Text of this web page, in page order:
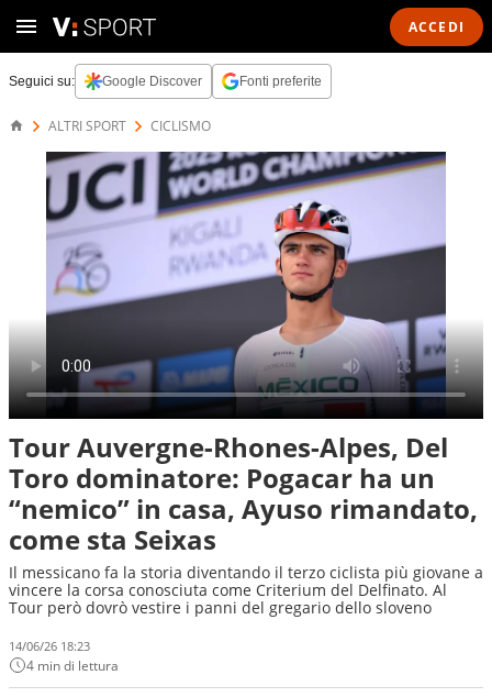
ACCEDI
Seguici su: Google Discover Fonti preferite
ALTRI SPORT CICLISMO
Tour Auvergne-Rhones-Alpes, Del
Toro dominatore: Pogacar ha un
“nemico” in casa, Ayuso rimandato,
come sta Seixas
Il messicano fa la storia diventando il terzo ciclista più giovane a
vincere la corsa conosciuta come Criterium del Delfinato. Al
Tour però dovrò vestire i panni del gregario dello sloveno
14/06/26 18:23
4 min di lettura